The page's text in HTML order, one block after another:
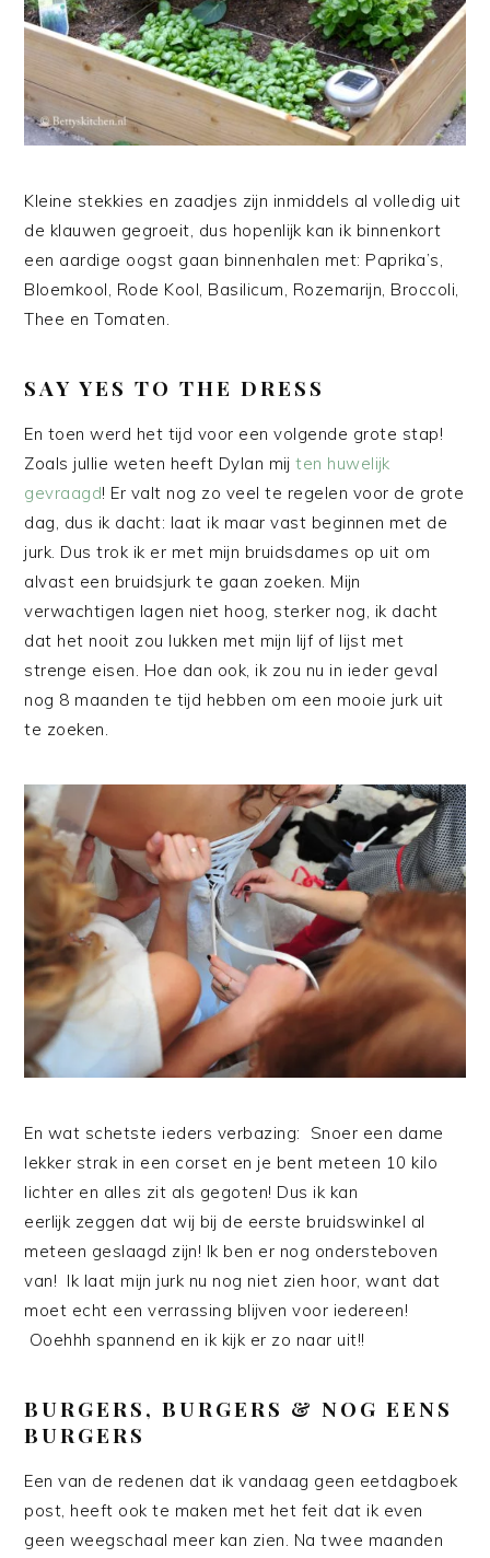
Kleine stekkies en zaadjes zijn inmiddels al volledig uit
de klauwen gegroeit, dus hopenlijk kan ik binnenkort
een aardige oogst gaan binnenhalen met: Paprika’s,
Bloemkool, Rode Kool, Basilicum, Rozemarijn, Broccoli,
Thee en Tomaten.
SAY YES TO THE DRESS
En toen werd het tijd voor een volgende grote stap!
Zoals jullie weten heeft Dylan mijten huwelijk
gevraagd! Er valt nog zo veel te regelen voor de grote
dag, dus ik dacht: laat ik maar vast beginnen met de
jurk. Dus trok ik er met mijn bruidsdames op uit om
alvast een bruidsjurk te gaan zoeken. Mijn
verwachtigen lagen niet hoog, sterker nog, ik dacht
dat het nooit zou lukken met mijn lijf of lijst met
strenge eisen. Hoe dan ook, ik zou nu in ieder geval
nog 8 maanden te tijd hebben om een mooie jurk uit
te zoeken.
En wat schetste ieders verbazing: Snoer een dame
lekker strak in een corset en je bent meteen 10 kilo
lichter en alles zit als gegoten! Dus ik kan
eerlijk zeggen dat wij bij de eerste bruidswinkel al
meteen geslaagd zijn! Ik ben er nog ondersteboven
van! Ik laat mijn jurk nu nog niet zien hoor, want dat
moet echt een verrassing blijven voor iedereen!
Ooehhh spannend en ik kijk er zo naar uit!!
BURGERS, BURGERS & NOG EENS
BURGERS
Een van de redenen dat ik vandaag geen eetdagboek
post, heeft ook te maken met het feit dat ik even
geen weegschaal meer kan zien. Na twee maanden